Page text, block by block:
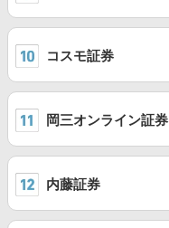
コスモ証券
岡三オンライン証券
内藤証券